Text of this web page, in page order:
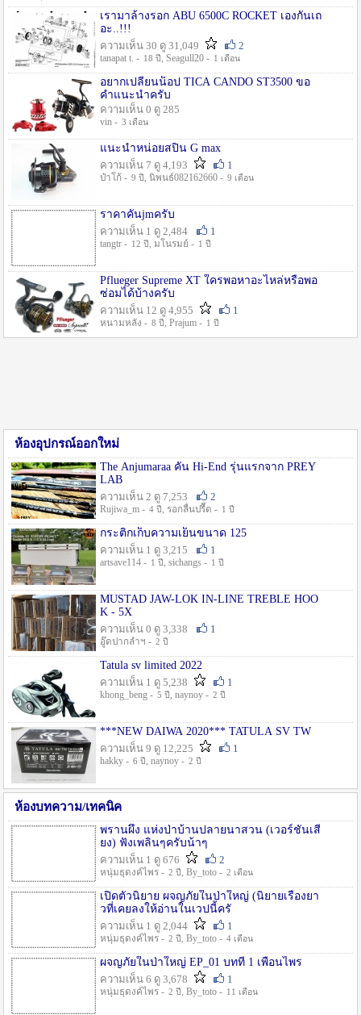
เรามาล้างรอก ABU 6500C ROCKET เองกันเถ
อะ..!!!
ความเห็น 30 ดู 31,049
2
tanapat t. - 18 ปี , Seagull20 - 1 เดือน
อยากเปลี่ยนน็อป TICA CANDO ST3500 ขอ
คำแนะนำครับ
ความเห็น 0 ดู 285
vin - 3 เดือน
แนะนำหน่อยสปิน G max
ความเห็น 7 ดู 4,193
1
ป๋าโก้ - 9 ปี , นิพนธ์082162660 - 9 เดือน
ราคาคันjmครับ
ความเห็น 1 ดู 2,484
1
tangtr - 12 ปี , มโนรมย์ - 1 ปี
Pflueger Supreme XT ใครพอหาอะไหล่หรือพอ
ซ่อมได้บ้างครับ
ความเห็น 12 ดู 4,955
1
หนามหลัง - 8 ปี , Prajum - 1 ปี
ห้องอุปกรณ์ออกใหม่
The Anjumaraa คัน Hi-End รุ่นแรกจาก PREY
LAB
ความเห็น 2 ดู 7,253
2
Rujiwa_m - 4 ปี , รอกลื่นปรื๊ด - 1 ปี
กระติกเก็บความเย็นขนาด 125
ความเห็น 1 ดู 3,215
1
artsave114 - 1 ปี , sichangs - 1 ปี
MUSTAD JAW-LOK IN-LINE TREBLE HOO
K - 5X
ความเห็น 0 ดู 3,338
1
อู๊ดปากลำฯ - 2 ปี
Tatula sv limited 2022
ความเห็น 1 ดู 5,238
1
khong_beng - 5 ปี , naynoy - 2 ปี
***NEW DAIWA 2020*** TATULA SV TW
ความเห็น 9 ดู 12,225
1
hakky - 6 ปี , naynoy - 2 ปี
ห้องบทความ/เทคนิค
พรานผึ้ง แห่งป่าบ้านปลายนาสวน (เวอร์ชั่นเสี
ยง) ฟังเพลินๆครับน้าๆ
ความเห็น 1 ดู 676
2
หนุ่มธุดงค์ไพร - 2 ปี , By_toto - 2 เดือน
เปิดตัวนิยาย ผจญภัยในป่าใหญ่ (นิยายเรื่องยา
วที่เคยลงให้อ่านในเวปนี้ครั
ความเห็น 1 ดู 2,044
1
หนุ่มธุดงค์ไพร - 2 ปี , By_toto - 4 เดือน
ผจญภัยในป่าใหญ่ EP_01 บทที่ 1 เพื่อนไพร
ความเห็น 6 ดู 3,678
1
หนุ่มธุดงค์ไพร - 2 ปี , By_toto - 11 เดือน